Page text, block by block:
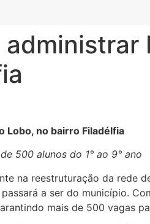
Lobo, no bairro Filadélfia
500 alunos do 1° ao 9° ano
na reestruturação da rede
a ser do município.
mais de 500 vagas